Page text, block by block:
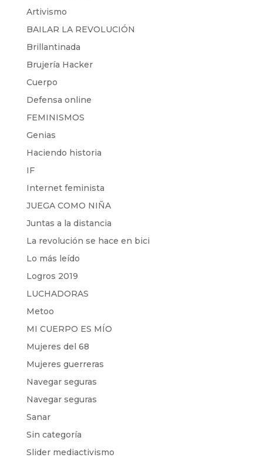
Artivismo
BAILAR LA REVOLUCIÓN
Brillantinada
Brujería Hacker
Cuerpo
Defensa online
FEMINISMOS
Genias
Haciendo historia
IF
Internet feminista
JUEGA COMO NIÑA
Juntas a la distancia
La revolución se hace en bici
Lo más leído
Logros 2019
LUCHADORAS
Metoo
MI CUERPO ES MÍO
Mujeres del 68
Mujeres guerreras
Navegar seguras
Navegar seguras
Sanar
Sin categoría
Slider mediactivismo